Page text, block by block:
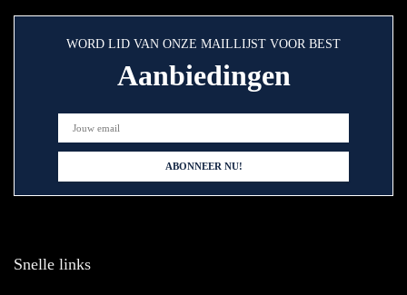
WORD LID VAN ONZE MAILLIJST VOOR BEST
Aanbiedingen
Snelle links